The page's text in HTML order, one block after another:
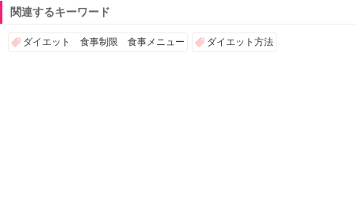
関連するキーワード
ダイエット 食事制限 食事メニュー ダイエット方法